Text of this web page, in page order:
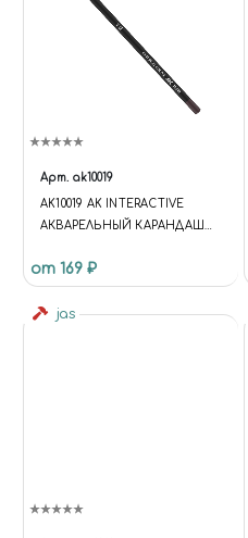
Арт. ak10019
AK10019 AK INTERACTIVE
АКВАРЕЛЬНЫЙ КАРАНДАШ
PENCIL CHIPPING COLOR
от 169 ₽
jas